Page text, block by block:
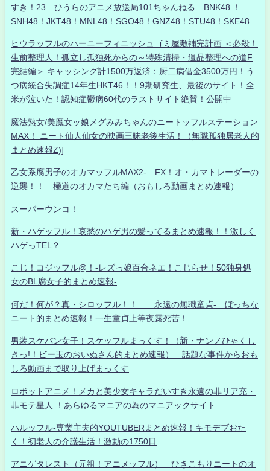
すき！23 ひうらのアニメ放送局101ちゃんねる BNK48 ！
SNH48！JKT48！MNL48！SGO48！GNZ48！STU48！SKE48
ヒウラッフルのハーニーフィニッシュゴミ屋敷補完計画 ＜必殺！
生前整理人！孤立し孤独死からの～特殊清掃・遺品整理への道F
完結編＞ キャッシング計1500万返済：厨二病借金3500万円！う
つ病統合失調症14年生HKT46！！9期研究生、最後のサイト！全
米が泣いた！認知症鬱病60代のラストサイト絶賛！公開中
魔法熟女/美魔女ッ娘メグみみちゃんのニートッフルステーション
MAX！ ニート仙人仙女の映画三昧老後生活！（無職孤独居老人的
まとめ速報Z)]
乙女系腐男子のオカマッフルMAX2- FX！オ・カマトレーダーの
逆襲！！ 極道のオカマたち編（おもしろ動画まとめ速報）
スーパーウンコ！
新・ハゲッフル！哀愁のハゲ男の髪ってるまとめ速報！！激しく
ハゲっTEL？
こじ！コジッフル@！-レズっ娘百合ネエ！こじらせ！50独身処
女のBL腐女子的まとめ速報-
何だ！何が？真・シロッフル！！ 永遠の無職童貞- ぼっちな
ニート的まとめ速報！一生童貞上等夜露死苦！
男装スケバン女子！スケッフルまっくす！（新・ナンノひゃくし
きっ!！ビー玉のおいぬさん的まとめ速報） 話題な事件からおも
しろ動画まで取り上げまっくす
ロボットアニメ！メカと美少女キャラだいすき永遠の非リア充・
非モテ星人 ！あらゆるマニアの為のマニアックサイト
ハルッフル-専業主夫的YOUTUBERまとめ速報！キモデブおた
く！初老人の介護生活！激動の1750日
アニゲタレスト（元祖！アニメッフル） ひきこもりニートのオ